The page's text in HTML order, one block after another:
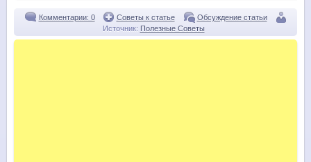
Комментарии: 0 Советы к статье
Обсуждение статьи
Источник: Полезные Советы